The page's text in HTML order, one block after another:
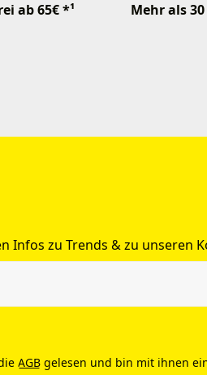
ab 65€ *¹ Mehr als
Infos zu Trends & zu unseren
AGB gelesen und bin mit ihnen